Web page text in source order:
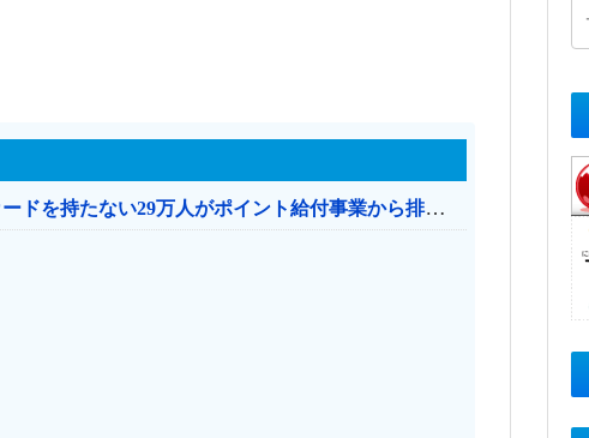
共産党「これは酷い…京都市でマイナンバーカードを持たない29万人がポイント給付事業から排除された」